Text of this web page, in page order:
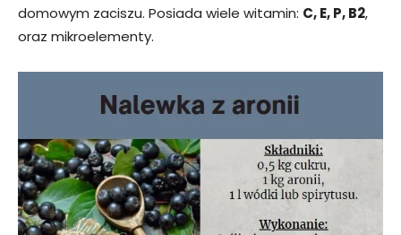
domowym zaciszu. Posiada wiele witamin: C, E, P, B2,
oraz mikroelementy.